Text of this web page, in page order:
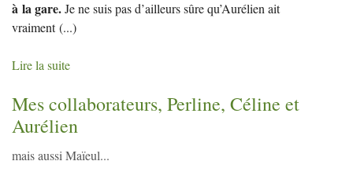
à la gare.Je ne suis pas d’ailleurs sûre qu’Aurélien ait
vraiment(...)
Lire la suite
Mes collaborateurs, Perline, Céline et
Aurélien
mais aussi Maïeul...